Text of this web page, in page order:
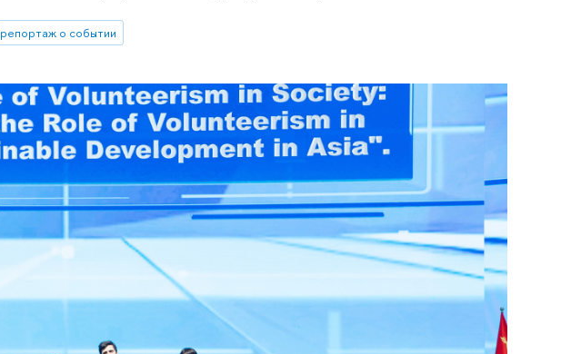
репортаж о событии